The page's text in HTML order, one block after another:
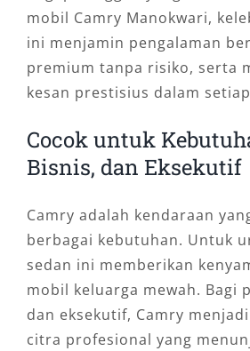
mobil Camry Manokwari,
ini menjamin pengalaman
premium tanpa risiko, serta
kesan prestisius dalam
Cocok untuk
Bisnis, dan Eksekutif
Camry adalah kendaraan
berbagai kebutuhan. Untuk
sedan ini memberikan
mobil keluarga mewah. Bagi
dan eksekutif, Camry
citra profesional yang